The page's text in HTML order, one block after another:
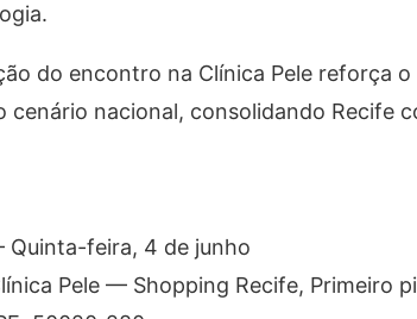
do encontro na Clínica Pele reforça
cenário nacional, consolidando Recife
Quinta-feira, 4 de junho
Pele — Shopping Recife, Primeiro